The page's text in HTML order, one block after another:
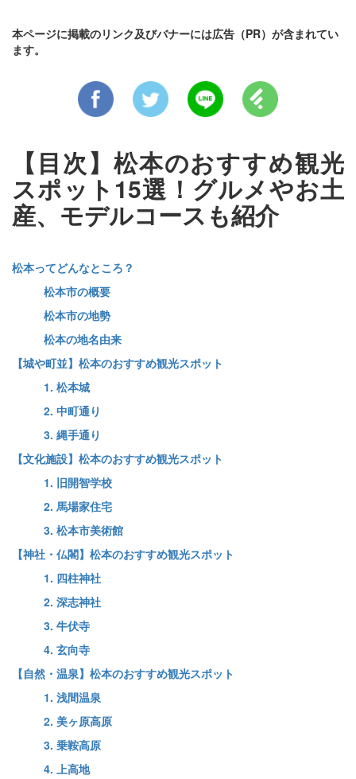
本ページに掲載のリンク及びバナーには広告（PR）が含まれてい
ます。
【目次】松本のおすすめ観光
スポット15選！グルメやお土
産、モデルコースも紹介
松本ってどんなところ？
松本市の概要
松本市の地勢
松本の地名由来
【城や町並】松本のおすすめ観光スポット
1. 松本城
2. 中町通り
3. 縄手通り
【文化施設】松本のおすすめ観光スポット
1. 旧開智学校
2. 馬場家住宅
3. 松本市美術館
【神社・仏閣】松本のおすすめ観光スポット
1. 四柱神社
2. 深志神社
3. 牛伏寺
4. 玄向寺
【自然・温泉】松本のおすすめ観光スポット
1. 浅間温泉
2. 美ヶ原高原
3. 乗鞍高原
4. 上高地